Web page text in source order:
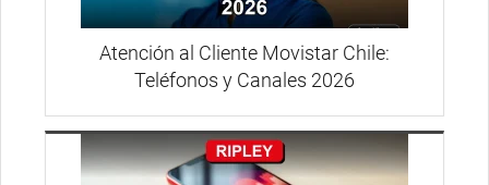
Atención al Cliente Movistar Chile:
Teléfonos y Canales 2026